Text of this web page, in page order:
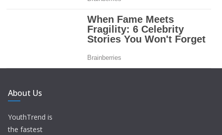
About Us
YouthTrend is
the fastest